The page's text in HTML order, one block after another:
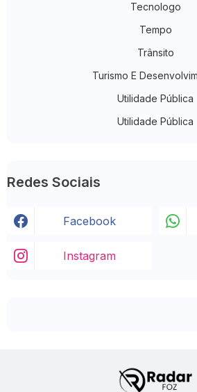
Tecnologo
Tempo
Trânsito
Turismo E
Utilidade Pública
Utilidade Pública
Redes Sociais
Facebook
Instagram